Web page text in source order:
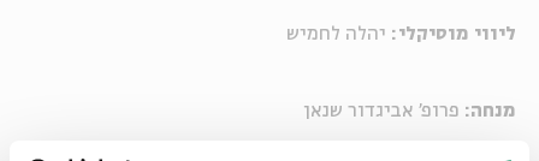
ליווי מוסיקלי: יהלה לחמיש
מנחה: פרופ' אביגדור שנאן